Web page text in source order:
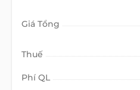
Giá Tổng
Thuế
Phí QL